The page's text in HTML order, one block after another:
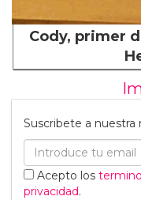
Cody, primer
Suscribete a nuestra
Acepto los
privacidad.